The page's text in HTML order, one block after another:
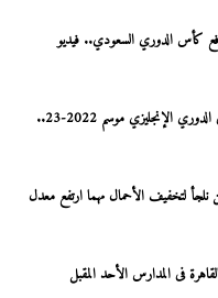
كأس الدوري السعودي.. فيديو
جوارديولا أفضل مدرب فى الدوري الإنجليزي موسم 2022-23..
نلجأ لتخفيف الأحمال مهما ارتفع معدل
فى المدارس الأحد المقبل